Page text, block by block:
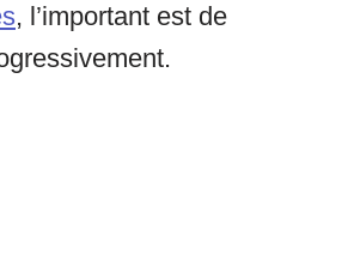
, l’important est de